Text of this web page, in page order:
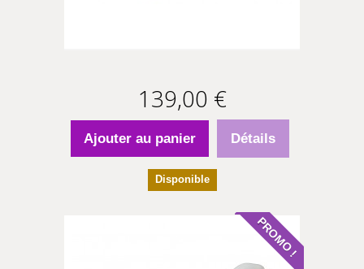
139,00 €
Ajouter au panier Détails
Disponible
PROMO !